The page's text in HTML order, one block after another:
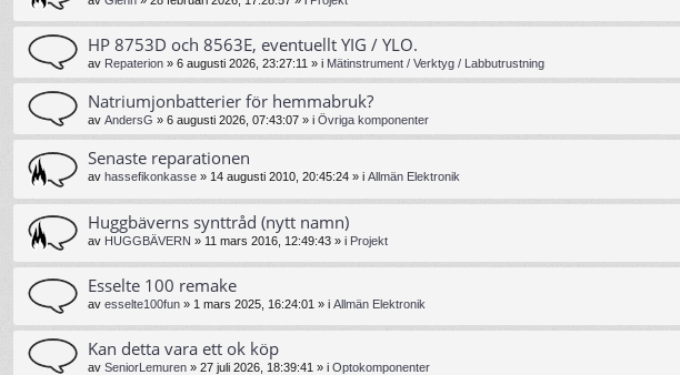
HP 8753D och 8563E, eventuellt YIG / YLO.
av Repaterion » 6 augusti 2026, 23:27:11 » i Mätinstrument / Verktyg / Labbutrustning
Natriumjonbatterier för hemmabruk?
av AndersG » 6 augusti 2026, 07:43:07 » i Övriga komponenter
Senaste reparationen
av hassefikonkasse » 14 augusti 2010, 20:45:24 » i Allmän Elektronik
Huggbäverns synttråd (nytt namn)
av HUGGBÄVERN » 11 mars 2016, 12:49:43 » i Projekt
Esselte 100 remake
av esselte100fun » 1 mars 2025, 16:24:01 » i Allmän Elektronik
Kan detta vara ett ok köp
av SeniorLemuren » 27 juli 2026, 18:39:41 » i Optokomponenter